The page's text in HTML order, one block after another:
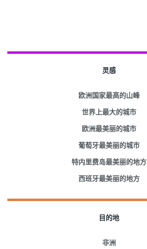
灵感
欧洲国家最高的山峰
世界上最大的城市
欧洲最美丽的城市
葡萄牙最美丽的城市
特内里费岛最美丽的地方
西班牙最美丽的地方
目的地
非洲